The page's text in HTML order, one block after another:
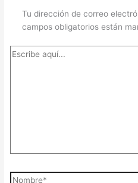
Tu dirección de correo
campos obligatorios están